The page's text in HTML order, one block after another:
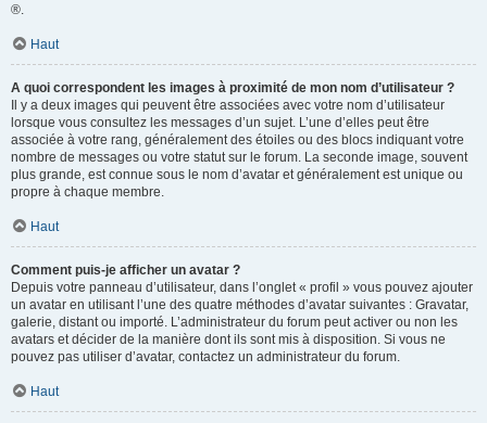
®.
Haut
A quoi correspondent les images à proximité de mon nom d’utilisateur ?
Il y a deux images qui peuvent être associées avec votre nom d’utilisateur
lorsque vous consultez les messages d’un sujet. L’une d’elles peut être
associée à votre rang, généralement des étoiles ou des blocs indiquant votre
nombre de messages ou votre statut sur le forum. La seconde image, souvent
plus grande, est connue sous le nom d’avatar et généralement est unique ou
propre à chaque membre.
Haut
Comment puis-je afficher un avatar ?
Depuis votre panneau d’utilisateur, dans l’onglet « profil » vous pouvez ajouter
un avatar en utilisant l’une des quatre méthodes d’avatar suivantes : Gravatar,
galerie, distant ou importé. L’administrateur du forum peut activer ou non les
avatars et décider de la manière dont ils sont mis à disposition. Si vous ne
pouvez pas utiliser d’avatar, contactez un administrateur du forum.
Haut